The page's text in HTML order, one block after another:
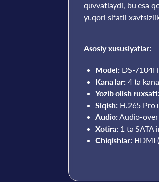
quvvatlaydi, bu esa
yuqori sifatli
Asosiy xususiyatlar:
Model: DS-
Kanallar: 4 ta
Yozib olish ruxsati:
Siqish: H.265
Audio: Audio-
Xotira: 1 ta SATA
Chiqishlar: HDMI